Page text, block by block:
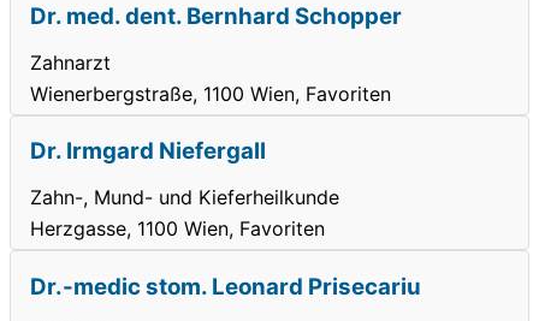
Dr. med. dent. Bernhard Schopper
Zahnarzt
Wienerbergstraße, 1100 Wien, Favoriten
Dr. Irmgard Niefergall
Zahn-, Mund- und Kieferheilkunde
Herzgasse, 1100 Wien, Favoriten
Dr.-medic stom. Leonard Prisecariu